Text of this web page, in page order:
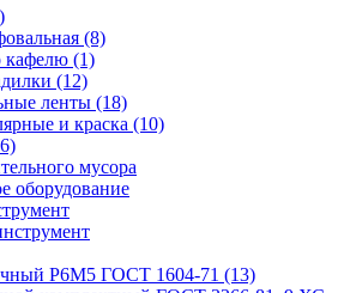
(8)
кафелю (1)
(12)
ленты (18)
и краска (10)
мусора
оборудование
Р6М5 ГОСТ 1604-71 (13)